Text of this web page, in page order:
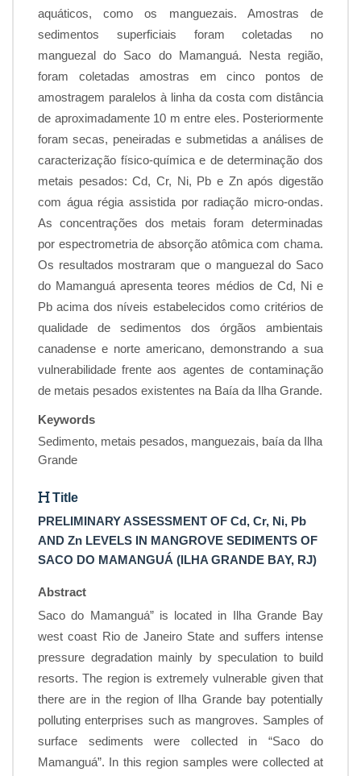
aquáticos, como os manguezais. Amostras de
sedimentos superficiais foram coletadas no
manguezal do Saco do Mamanguá. Nesta região,
foram coletadas amostras em cinco pontos de
amostragem paralelos à linha da costa com distância
de aproximadamente 10 m entre eles. Posteriormente
foram secas, peneiradas e submetidas a análises de
caracterização físico-química e de determinação dos
metais pesados: Cd, Cr, Ni, Pb e Zn após digestão
com água régia assistida por radiação micro-ondas.
As concentrações dos metais foram determinadas
por espectrometria de absorção atômica com chama.
Os resultados mostraram que o manguezal do Saco
do Mamanguá apresenta teores médios de Cd, Ni e
Pb acima dos níveis estabelecidos como critérios de
qualidade de sedimentos dos órgãos ambientais
canadense e norte americano, demonstrando a sua
vulnerabilidade frente aos agentes de contaminação
de metais pesados existentes na Baía da Ilha Grande.
Keywords
Sedimento, metais pesados, manguezais, baía da Ilha
Grande
Title
PRELIMINARY ASSESSMENT OF Cd, Cr, Ni, Pb
AND Zn LEVELS IN MANGROVE SEDIMENTS OF
SACO DO MAMANGUÁ (ILHA GRANDE BAY, RJ)
Abstract
Saco do Mamanguá” is located in Ilha Grande Bay
west coast Rio de Janeiro State and suffers intense
pressure degradation mainly by speculation to build
resorts. The region is extremely vulnerable given that
there are in the region of Ilha Grande bay potentially
polluting enterprises such as mangroves. Samples of
surface sediments were collected in “Saco do
Mamanguá”. In this region samples were collected at